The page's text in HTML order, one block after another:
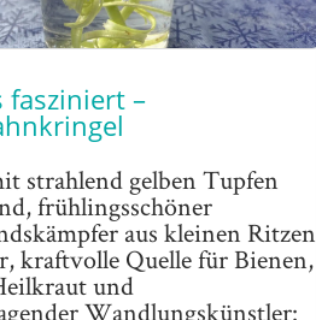
fasziniert –
strahlend gelben Tupfen
frühlingsschöner
aus kleinen Ritzen
kraftvolle Quelle für Bienen,
und
Wandlungskünstler: